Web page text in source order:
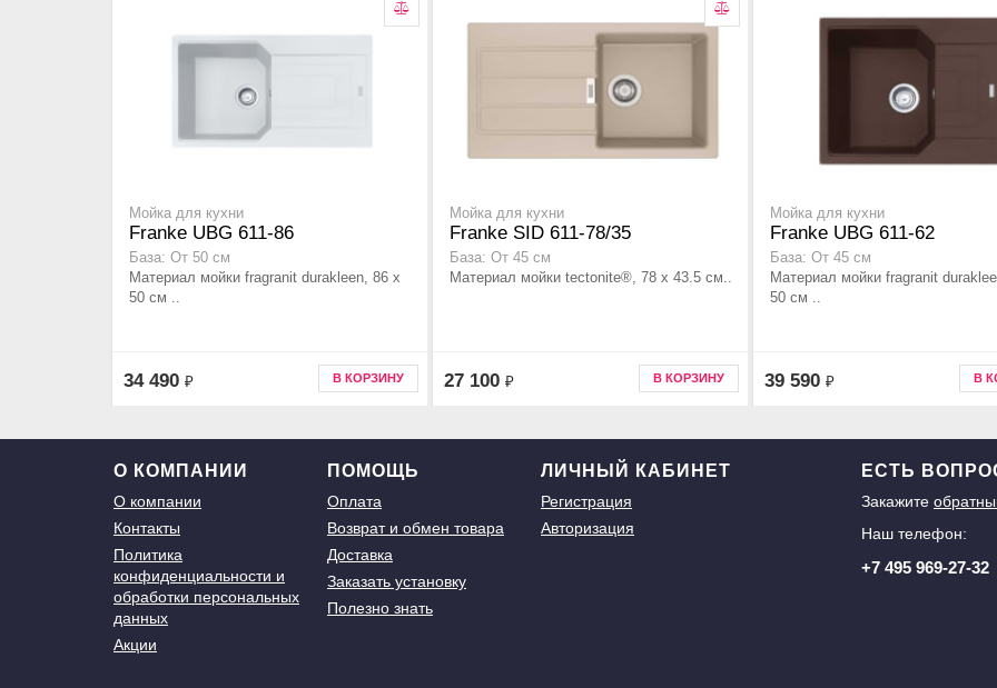
Мойка для кухни
Franke UBG 611-86
База: От 50 см
Материал мойки fragranit durakleen, 86 x
50 см ..
34 490 ₽ В КОРЗИНУ
Мойка для кухни
Franke SID 611-78/35
База: От 45 см
Материал мойки tectonite®, 78 x 43.5 см..
27 100 ₽ В КОРЗИНУ
Мойка для кухни
Franke UBG 611-62
База: От 45 см
Материал мойки fragranit
50 см ..
39 590 ₽ В
О КОМПАНИИ
О компании
Контакты
Политика
конфиденциальности и
обработки персональных
данных
Акции
ПОМОЩЬ
Оплата
Возврат и обмен товара
Доставка
Заказать установку
Полезно знать
ЛИЧНЫЙ КАБИНЕТ
Регистрация
Авторизация
ЕСТЬ
Закажите
Наш телефон:
+7 495 969-27-32